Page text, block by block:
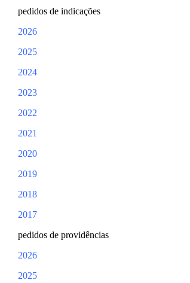
pedidos de indicações
2026
2025
2024
2023
2022
2021
2020
2019
2018
2017
pedidos de providências
2026
2025